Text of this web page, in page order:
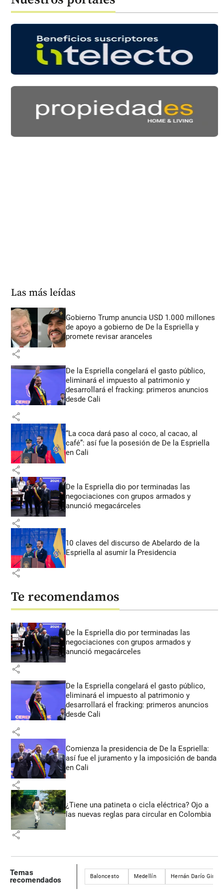
Las más leídas
Gobierno Trump anuncia USD 1.000 millones
de apoyo a gobierno de De la Espriella y
promete revisar aranceles
share
De la Espriella congelará el gasto público,
eliminará el impuesto al patrimonio y
desarrollará el fracking: primeros anuncios
desde Cali
share
“La coca dará paso al coco, al cacao, al
café”: así fue la posesión de De la Espriella
en Cali
share
De la Espriella dio por terminadas las
negociaciones con grupos armados y
anunció megacárceles
share
10 claves del discurso de Abelardo de la
Espriella al asumir la Presidencia
share
Te recomendamos
De la Espriella dio por terminadas las
negociaciones con grupos armados y
anunció megacárceles
share
De la Espriella congelará el gasto público,
eliminará el impuesto al patrimonio y
desarrollará el fracking: primeros anuncios
desde Cali
share
Comienza la presidencia de De la Espriella:
así fue el juramento y la imposición de banda
en Cali
share
¿Tiene una patineta o cicla eléctrica? Ojo a
las nuevas reglas para circular en Colombia
share
Temas
recomendados
Baloncesto Medellín Hernán Darío